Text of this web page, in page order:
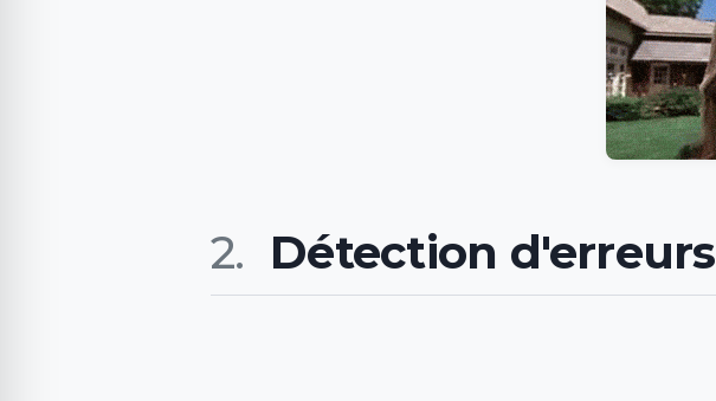
Détection d'erreurs